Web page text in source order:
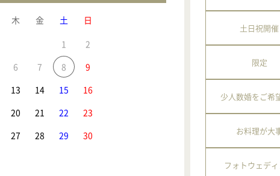
木 金 土
日
1
2
6 7 8
9
13 14 15
16
20 21 22
23
27 28 29
30
土日祝開催
限定
少人数婚をご希
お料理が大
フォトウェデ